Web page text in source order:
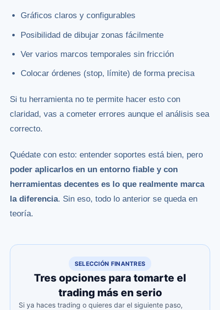
Gráficos claros y configurables
Posibilidad de dibujar zonas fácilmente
Ver varios marcos temporales sin fricción
Colocar órdenes (stop, límite) de forma precisa
Si tu herramienta no te permite hacer esto con
claridad, vas a cometer errores aunque el análisis sea
correcto.
Quédate con esto: entender soportes está bien, pero
poder aplicarlos en un entorno fiable y con
herramientas decentes es lo que realmente marca
la diferencia. Sin eso, todo lo anterior se queda en
teoría.
SELECCIÓN FINANTRES
Tres opciones para tomarte el
trading más en serio
Si ya haces trading o quieres dar el siguiente paso,